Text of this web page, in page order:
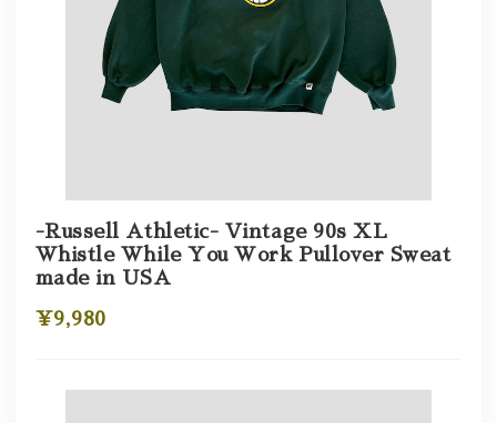
-Russell Athletic- Vintage 90s XL
Whistle While You Work Pullover Sweat
made in USA
¥9,980